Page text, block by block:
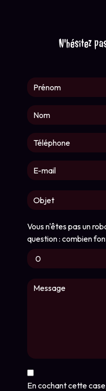
N'hésitez
Vous n'êtes pas un
question : combien
En cochant cette